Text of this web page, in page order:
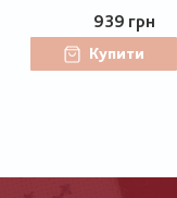
939 грн
Купити